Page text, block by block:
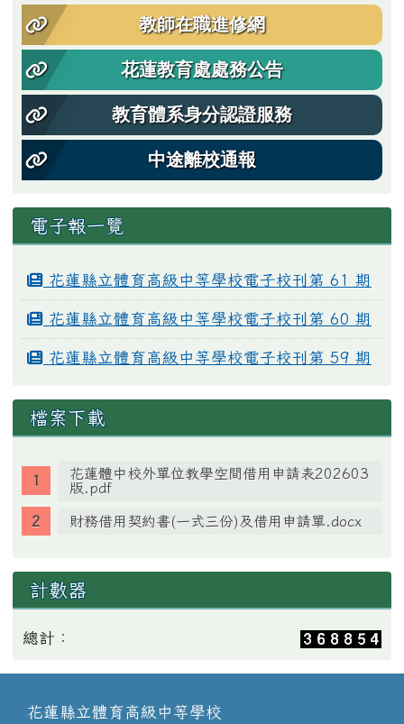
教師在職進修網
花蓮教育處處務公告
教育體系身分認證服務
中途離校通報
電子報一覽
花蓮縣立體育高級中等學校電子校刊第 61 期
花蓮縣立體育高級中等學校電子校刊第 60 期
花蓮縣立體育高級中等學校電子校刊第 59 期
檔案下載
花蓮體中校外單位教學空間借用申請表202603
版.pdf
財務借用契約書(一式三份)及借用申請單.docx
計數器
總計：
花蓮縣立體育高級中等學校